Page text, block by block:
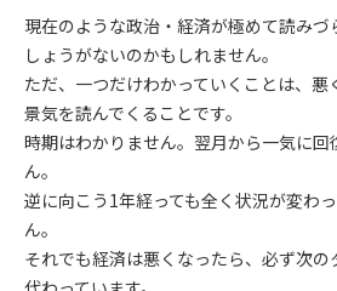
現在のような政治・経済が極めて読みづ
しょうがないのかもしれません。
ただ、一つだけわかっていくことは、
景気を読んでくることです。
時期はわかりません。翌月から一気に
ん。
逆に向こう1年経っても全く状況が変わ
ん。
それでも経済は悪くなったら、必ず次